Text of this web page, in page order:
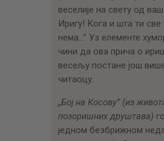
веселије на свету од
Иригу! Кога и шта ти све
нема…” Уз елементе
чини да ова прича о
весељу постане још
читаоцу.
„Бој на Косову” (из
позоришних друштава)
једном безбрижном